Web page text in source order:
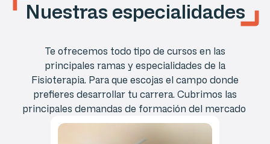
Nuestras especialidades
Te ofrecemos todo tipo de cursos en las
principales ramas y especialidades de la
Fisioterapia. Para que escojas el campo donde
prefieres desarrollar tu carrera. Cubrimos las
principales demandas de formación del mercado